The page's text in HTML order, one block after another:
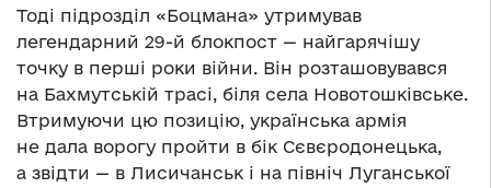
Тоді підрозділ «Боцмана» утримував
легендарний 29-й блокпост — найгарячішу
точку в перші роки війни. Він розташовувався
на Бахмутській трасі, біля села Новотошківське.
Втримуючи цю позицію, українська армія
не дала ворогу пройти в бік Сєвєродонецька,
а звідти — в Лисичанськ і на північ Луганської